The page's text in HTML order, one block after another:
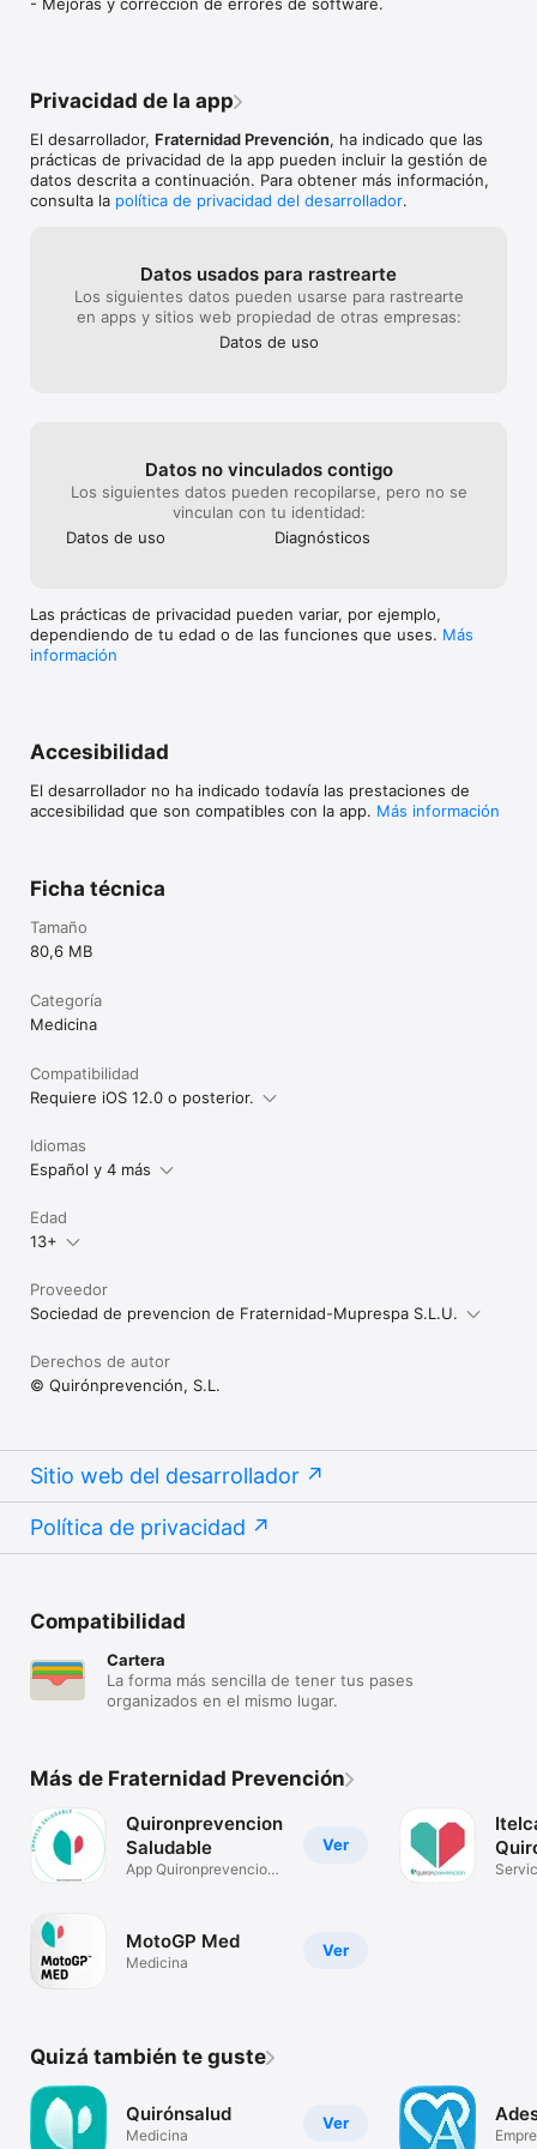
información de salud que consideres, como por ejemplo tu
nivel de bienestar y prevenir enfermedades.
- Acceder a consejos de salud que nuestro equipo sanitario
personaliza a tu medida para adquirir hábitos saludables en
muchos aspectos (alimentación, hipertensión, dolores
musculares, ergonomía...)
Seguiremos implementando más servicios para dar el paso
definitivo: de la prevención de riesgos laborales a la salud
Privacidad de la app
El desarrollador, Fraternidad Prevención, ha indicado que las
prácticas de privacidad de la app pueden incluir la gestión de
datos descrita a continuación. Para obtener más información,
consulta la política de privacidad del desarrollador.
Datos usados para rastrearte
Los siguientes datos pueden usarse para rastrearte
en apps y sitios web propiedad de otras empresas:
Datos de uso
Datos no vinculados contigo
Los siguientes datos pueden recopilarse, pero no se
vinculan con tu identidad:
Datos de uso
Diagnósticos
Las prácticas de privacidad pueden variar, por ejemplo,
dependiendo de tu edad o de las funciones que uses. Más
información
Accesibilidad
El desarrollador no ha indicado todavía las prestaciones de
accesibilidad que son compatibles con la app. Más información
Ficha técnica
Tamaño
80,6 MB
Categoría
Medicina
Compatibilidad
Requiere iOS 12.0 o posterior.
Idiomas
Español y 4 más
Edad
13+
Proveedor
Sociedad de prevencion de Fraternidad-Muprespa S.L.U.
Derechos de autor
© Quirónprevención, S.L.
Sitio web del desarrollador
Política de privacidad
Compatibilidad
Cartera
La forma más sencilla de tener tus pases
organizados en el mismo lugar.
Más de Fraternidad Prevención
Ver
Quironprevencion
Saludable
App Quironprevencion
Ver
MotoGP Med
Medicina
Quizá también te guste
Ver
Quirónsalud
Medicina